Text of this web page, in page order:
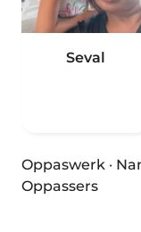
Seval
Oppaswerk ·
Oppassers